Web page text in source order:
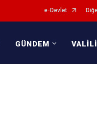
e-Devlet
GÜNDEM